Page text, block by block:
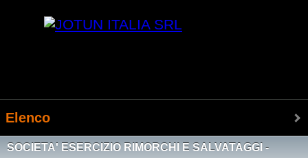
Elenco
SOCIETA' ESERCIZIO RIMORCHI E SALVATAGGI -